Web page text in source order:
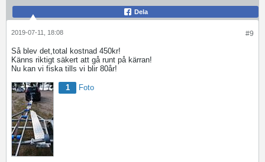
Dela
#9
2019-07-11, 18:08
Så blev det,total kostnad 450kr!
Känns riktigt säkert att gå runt på kärran!
Nu kan vi fiska tills vi blir 80år!
1 Foto